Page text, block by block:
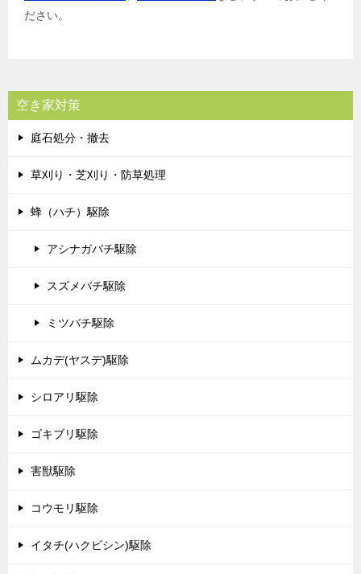
ださい。
空き家対策
庭石処分・撤去
草刈り・芝刈り・防草処理
蜂（ハチ）駆除
アシナガバチ駆除
スズメバチ駆除
ミツバチ駆除
ムカデ(ヤスデ)駆除
シロアリ駆除
ゴキブリ駆除
害獣駆除
コウモリ駆除
イタチ(ハクビシン)駆除